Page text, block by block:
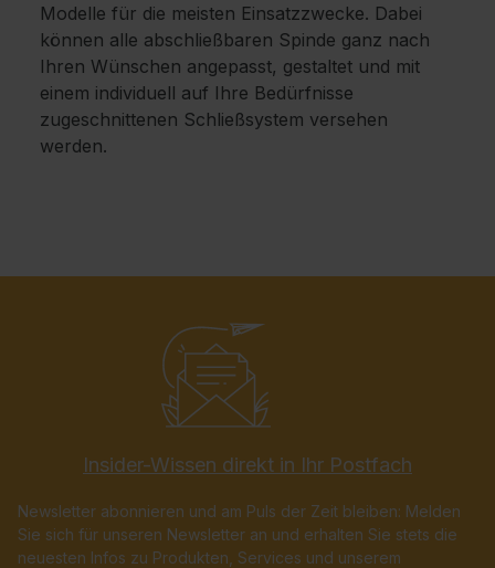
Modelle für die meisten Einsatzzwecke. Dabei
können alle abschließbaren Spinde ganz nach
Ihren Wünschen angepasst, gestaltet und mit
einem individuell auf Ihre Bedürfnisse
zugeschnittenen Schließsystem versehen
werden.
Insider-Wissen direkt in Ihr Postfach
Newsletter abonnieren und am Puls der Zeit bleiben: Melden
Sie sich für unseren Newsletter an und erhalten Sie stets die
neuesten Infos zu Produkten, Services und unserem